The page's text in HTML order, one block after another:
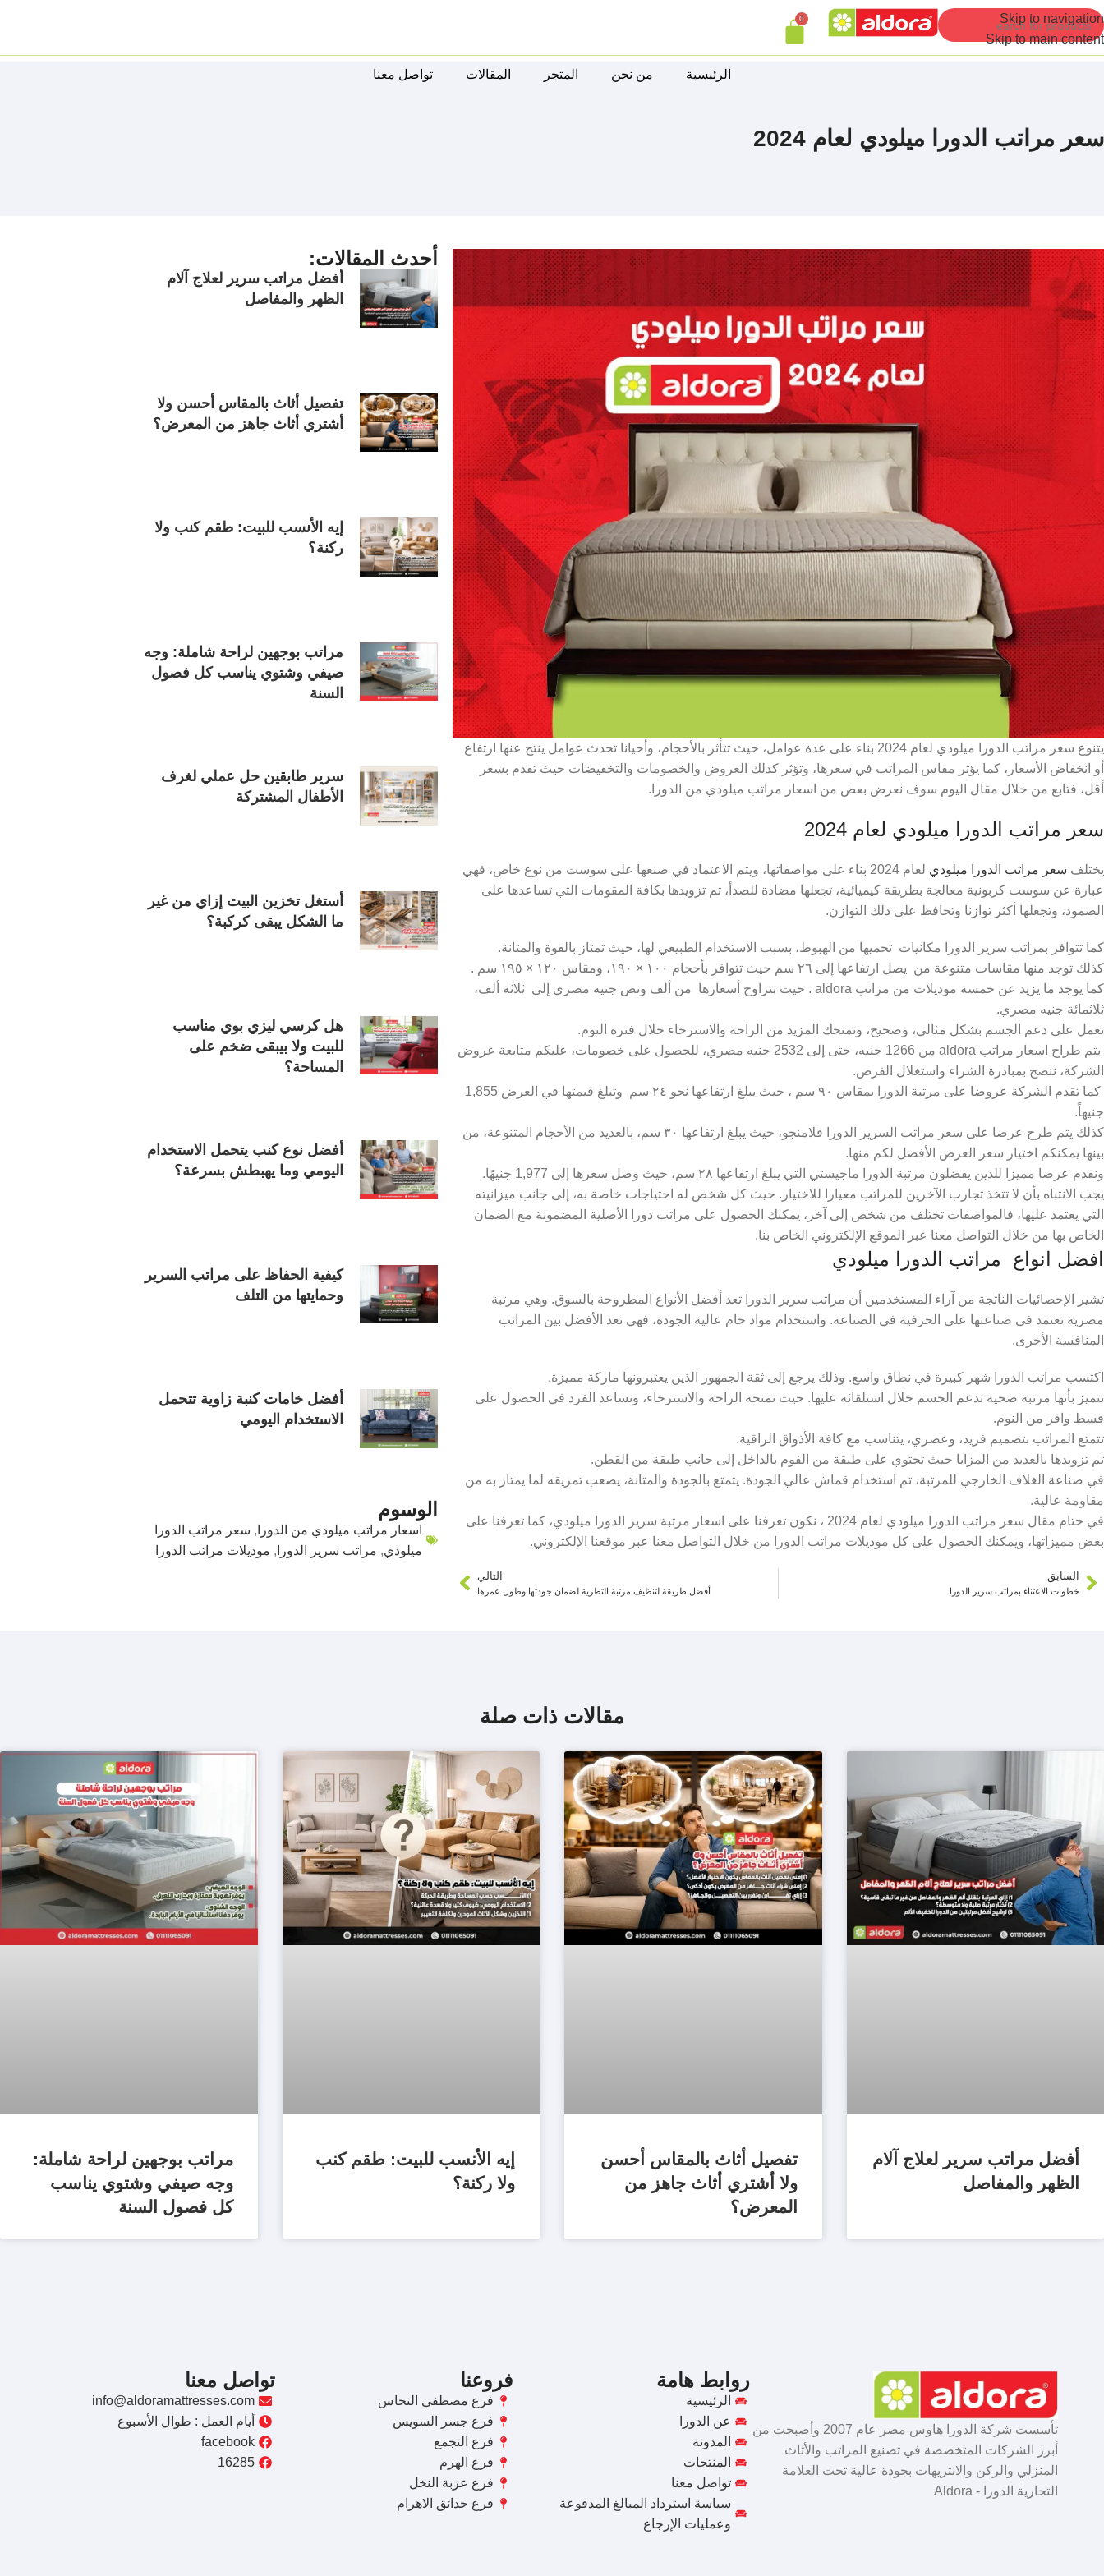
Skip to navigation
Skip to main content
0
الرئيسية من نحن المتجر المقالات تواصل معنا
سعر مراتب الدورا ميلودي لعام 2024
يتنوع سعر مراتب الدورا ميلودي لعام 2024 بناء على عدة عوامل، حيث تتأثر بالأحجام، وأحيانا تحدث عوامل ينتج عنها ارتفاع
أو انخفاض الأسعار، كما يؤثر مقاس المراتب في سعرها، وتؤثر كذلك العروض والخصومات والتخفيضات حيث تقدم بسعر
أقل، فتابع من خلال مقال اليوم سوف نعرض بعض من اسعار مراتب ميلودي من الدورا.
سعر مراتب الدورا ميلودي لعام 2024
يختلف سعر مراتب الدورا ميلودي
لعام 2024 بناء على مواصفاتها، ويتم الاعتماد في صنعها على سوست من نوع خاص، فهي
عبارة عن سوست كربونية معالجة بطريقة كيميائية، تجعلها مضادة للصدأ، تم تزويدها بكافة المقومات التي تساعدها على
الصمود، وتجعلها أكثر توازنا وتحافظ على ذلك التوازن.
كما تتوافر بمراتب سرير الدورا مكانيات تحميها من الهبوط، بسبب الاستخدام الطبيعي لها، حيث تمتاز بالقوة والمتانة.
كذلك توجد منها مقاسات متنوعة من يصل ارتفاعها إلى ٢٦ سم حيث تتوافر بأحجام ١٠٠ × ١٩٠، ومقاس ١٢٠ × ١٩٥ سم .
كما يوجد ما يزيد عن خمسة موديلات من مراتب aldora . حيث تتراوح أسعارها من ألف ونص جنيه مصري إلى ثلاثة ألف،
ثلاثمائة جنيه مصري.
تعمل على دعم الجسم بشكل مثالي، وصحيح، وتمنحك المزيد من الراحة والاسترخاء خلال فترة النوم.
يتم طراح اسعار مراتب aldora من 1266 جنيه، حتى إلى 2532 جنيه مصري، للحصول على خصومات، عليكم متابعة عروض
الشركة، ننصح بمبادرة الشراء واستغلال الفرص.
كما تقدم الشركة عروضا على مرتبة الدورا بمقاس ٩٠ سم ، حيث يبلغ ارتفاعها نحو ٢٤ سم وتبلغ قيمتها في العرض 1,855
جنيهاً.
كذلك يتم طرح عرضا على سعر مراتب السرير الدورا فلامنجو، حيث يبلغ ارتفاعها ٣٠ سم، بالعديد من الأحجام المتنوعة، من
بينها يمكنكم اختيار سعر العرض الأفضل لكم منها.
ونقدم عرضا مميزا للذين يفضلون مرتبة الدورا ماجيستي التي يبلغ ارتفاعها ٢٨ سم، حيث وصل سعرها إلى 1,977 جنيهًا.
يجب الانتباه بأن لا تتخذ تجارب الآخرين للمراتب معيارا للاختيار. حيث كل شخص له احتياجات خاصة به، إلى جانب ميزانيته
التي يعتمد عليها، فالمواصفات تختلف من شخص إلى آخر، يمكنك الحصول على مراتب دورا الأصلية المضمونة مع الضمان
الخاص بها من خلال التواصل معنا عبر الموقع الإلكتروني الخاص بنا.
افضل انواع مراتب الدورا ميلودي
تشير الإحصائيات الناتجة من آراء المستخدمين أن مراتب سرير الدورا تعد أفضل الأنواع المطروحة بالسوق. وهي مرتبة
مصرية تعتمد في صناعتها على الحرفية في الصناعة. واستخدام مواد خام عالية الجودة، فهي تعد الأفضل بين المراتب
المنافسة الأخرى.
اكتسب مراتب الدورا شهر كبيرة في نطاق واسع. وذلك يرجع إلى ثقة الجمهور الذين يعتبرونها ماركة مميزة.
تتميز بأنها مرتبة صحية تدعم الجسم خلال استلقائه عليها. حيث تمنحه الراحة والاسترخاء، وتساعد الفرد في الحصول على
قسط وافر من النوم.
تتمتع المراتب بتصميم فريد، وعصري، يتناسب مع كافة الأذواق الراقية.
تم تزويدها بالعديد من المزايا حيث تحتوي على طبقة من الفوم بالداخل إلى جانب طبقة من القطن.
في صناعة الغلاف الخارجي للمرتبة، تم استخدام قماش عالي الجودة. يتمتع بالجودة والمتانة، يصعب تمزيقه لما يمتاز به من
مقاومة عالية.
في ختام مقال سعر مراتب الدورا ميلودي لعام 2024 ، نكون تعرفنا على اسعار مرتبة سرير الدورا ميلودي، كما تعرفنا على
بعض مميزاتها، ويمكنك الحصول على كل موديلات مراتب الدورا من خلال التواصل معنا عبر موقعنا الإلكتروني.
السابق
خطوات الاعتناء بمراتب سرير الدورا
التالي
أفضل طريقة لتنظيف مرتبة التطرية لضمان جودتها وطول عمرها
أحدث المقالات:
أفضل مراتب سرير لعلاج آلام
الظهر والمفاصل
تفصيل أثاث بالمقاس أحسن ولا
أشتري أثاث جاهز من المعرض؟
إيه الأنسب للبيت: طقم كنب ولا
ركنة؟
مراتب بوجهين لراحة شاملة: وجه
صيفي وشتوي يناسب كل فصول
السنة
سرير طابقين حل عملي لغرف
الأطفال المشتركة
أستغل تخزين البيت إزاي من غير
ما الشكل يبقى كركبة؟
هل كرسي ليزي بوي مناسب
للبيت ولا بيبقى ضخم على
المساحة؟
أفضل نوع كنب يتحمل الاستخدام
اليومي وما يهبطش بسرعة؟
كيفية الحفاظ على مراتب السرير
وحمايتها من التلف
أفضل خامات كنبة زاوية تتحمل
الاستخدام اليومي
الوسوم
اسعار مراتب ميلودي من الدورا , سعر مراتب الدورا
ميلودي, مراتب سرير الدورا , موديلات مراتب الدورا
مقالات ذات صلة
أفضل مراتب سرير لعلاج آلام
الظهر والمفاصل
تفصيل أثاث بالمقاس أحسن
ولا أشتري أثاث جاهز من
المعرض؟
إيه الأنسب للبيت: طقم كنب
ولا ركنة؟
مراتب بوجهين لراحة شاملة:
وجه صيفي وشتوي يناسب
كل فصول السنة
تأسست شركة الدورا هاوس مصر عام 2007 وأصبحت من
أبرز الشركات المتخصصة في تصنيع المراتب والأثاث
المنزلي والركن والانتريهات بجودة عالية تحت العلامة
التجارية الدورا - Aldora
روابط هامة
الرئيسية
عن الدورا
المدونة
المنتجات
تواصل معنا
سياسة استرداد المبالغ المدفوعة
وعمليات الإرجاع
فروعنا
فرع مصطفى النحاس
فرع جسر السويس
فرع التجمع
فرع الهرم
فرع عزبة النخل
فرع حدائق الاهرام
تواصل معنا
info@aldoramattresses.com
أيام العمل : طوال الأسبوع
facebook
16285